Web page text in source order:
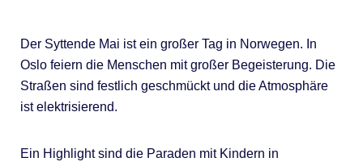
Der Syttende Mai ist ein großer Tag in Norwegen. In
Oslo feiern die Menschen mit großer Begeisterung. Die
Straßen sind festlich geschmückt und die Atmosphäre
ist elektrisierend.
Ein Highlight sind die Paraden mit Kindern in